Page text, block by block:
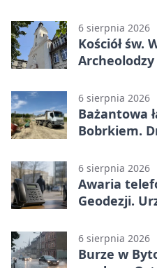
6 sierpnia 2026
Kościół św.
6 sierpnia 2026
Bażantowa
Bobrkiem.
6 sierpnia 2026
Awaria
Geodezji.
6 sierpnia 2026
Burze w